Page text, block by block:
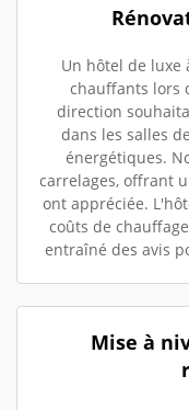
Un hôtel de luxe
chauffants lors
direction
dans les salles
énergétiques.
carrelages, offrant
ont appréciée.
coûts de
entraîné des avis
Mise à